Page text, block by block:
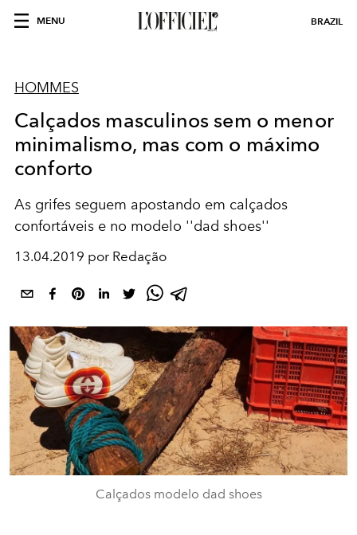
MENU BRAZIL
HOMMES
Calçados masculinos sem o menor
minimalismo, mas com o máximo
conforto
As grifes seguem apostando em calçados
confortáveis e no modelo ''dad shoes''
13.04.2019 por Redação
Calçados modelo dad shoes